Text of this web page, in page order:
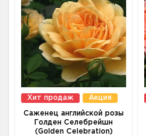
Хит продаж Акция
Саженец английской розы
Голден Селебрейшн
(Golden Celebration)